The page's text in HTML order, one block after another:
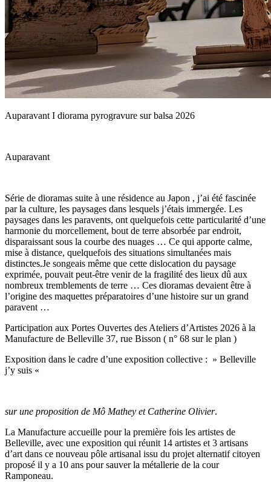
Auparavant I diorama pyrogravure sur balsa 2026
Auparavant
Série de dioramas suite à une résidence au Japon , j’ai été fascinée
par la culture, les paysages dans lesquels j’étais immergée. Les
paysages dans les paravents, ont quelquefois cette particularité d’une
harmonie du morcellement, bout de terre absorbée par endroit,
disparaissant sous la courbe des nuages … Ce qui apporte calme,
mise à distance, quelquefois des situations simultanées mais
distinctes.Je songeais même que cette dislocation du paysage
exprimée, pouvait peut-être venir de la fragilité des lieux dû aux
nombreux tremblements de terre … Ces dioramas devaient être à
l’origine des maquettes préparatoires d’une histoire sur un grand
paravent …
Participation aux Portes Ouvertes des Ateliers d’Artistes 2026 à la
Manufacture de Belleville 37, rue Bisson ( n° 68 sur le plan )
Exposition dans le cadre d’une exposition collective : » Belleville
j’y suis «
sur une proposition de Mô Mathey et Catherine Olivier.
La Manufacture accueille pour la première fois les artistes de
Belleville, avec une exposition qui réunit 14 artistes et 3 artisans
d’art dans ce nouveau pôle artisanal issu du projet alternatif citoyen
proposé il y a 10 ans pour sauver la métallerie de la cour
Ramponeau.